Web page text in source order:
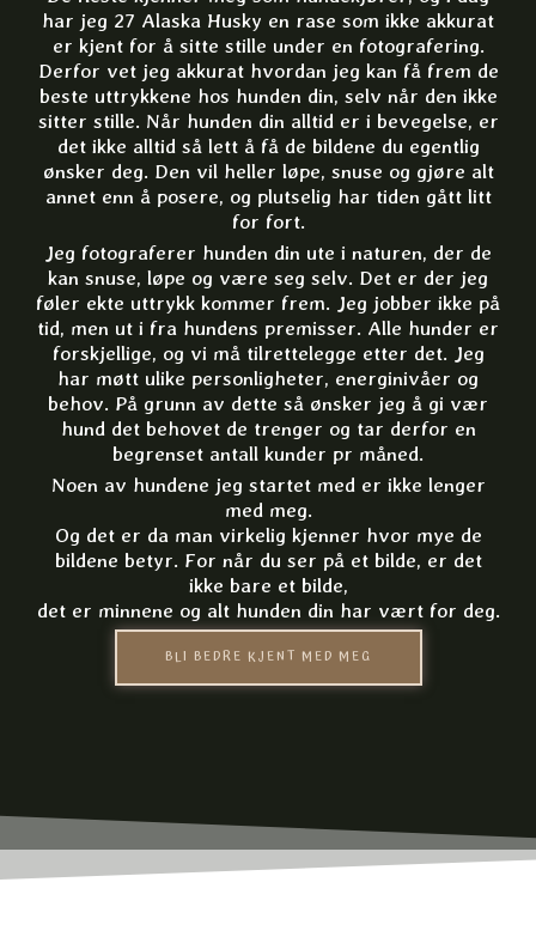
har jeg 27 Alaska Husky en rase som ikke akkurat
er kjent for å sitte stille under en fotografering.
Derfor vet jeg akkurat hvordan jeg kan få frem de
beste uttrykkene hos hunden din, selv når den ikke
sitter stille. Når hunden din alltid er i bevegelse, er
det ikke alltid så lett å få de bildene du egentlig
ønsker deg. Den vil heller løpe, snuse og gjøre alt
annet enn å posere, og plutselig har tiden gått litt
for fort.
Jeg fotograferer hunden din ute i naturen, der de
kan snuse, løpe og være seg selv. Det er der jeg
føler ekte uttrykk kommer frem. Jeg jobber ikke på
tid, men ut i fra hundens premisser. Alle hunder er
forskjellige, og vi må tilrettelegge etter det. Jeg
har møtt ulike personligheter, energinivåer og
behov. På grunn av dette så ønsker jeg å gi vær
hund det behovet de trenger og tar derfor en
begrenset antall kunder pr måned.
Noen av hundene jeg startet med er ikke lenger
med meg.
Og det er da man virkelig kjenner hvor mye de
bildene betyr. For når du ser på et bilde, er det
ikke bare et bilde,
det er minnene og alt hunden din har vært for deg.
BLI BEDRE KJENT MED MEG